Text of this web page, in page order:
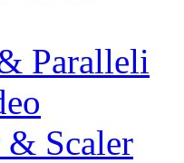
Paralleli
& Scaler